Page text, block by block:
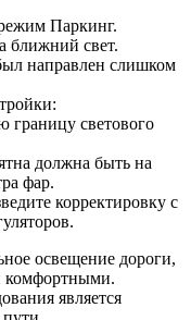
Паркинг.
ближний свет.
направлен слишком
границу светового
должна быть на
фар.
корректировку с
освещение дороги,
комфортными.
является